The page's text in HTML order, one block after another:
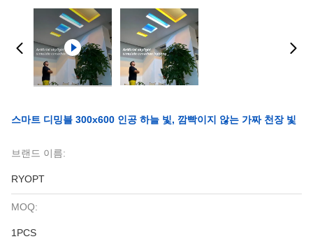
스마트 디밍블 300x600 인공 하늘 빛, 깜빡이지 않는 가짜 천장 빛
브랜드 이름:
RYOPT
MOQ:
1PCS